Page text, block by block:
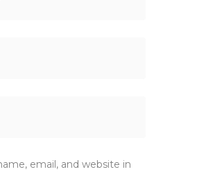
email, and website in